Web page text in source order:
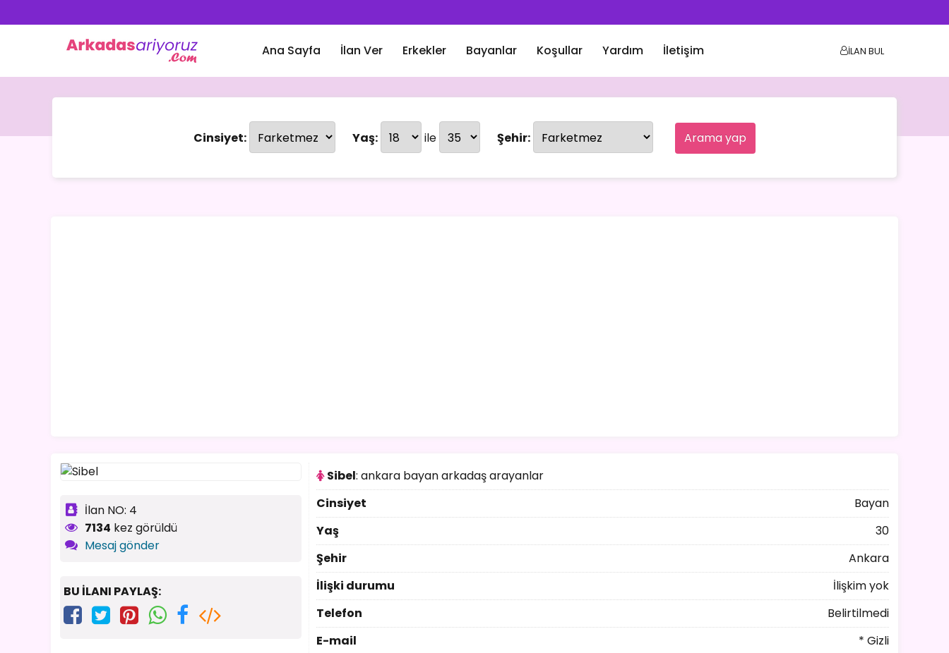
Ana Sayfa İlan Ver Erkekler Bayanlar Koşullar Yardım İletişim İLAN BUL
Cinsiyet: Yaş: ile Şehir: Arama yap
İlan NO: 4
7134 kez görüldü
Mesaj gönder
BU İLANI PAYLAŞ:
Sibel: ankara bayan arkadaş arayanlar
Cinsiyet
Bayan
Yaş
30
Şehir
Ankara
İlişki durumu
İlişkim yok
Telefon
Belirtilmedi
E-mail
* Gizli